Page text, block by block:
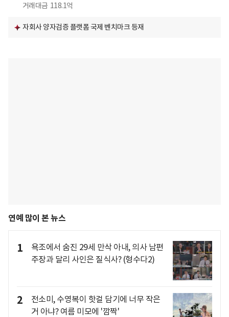
거래대금 118.1억
자회사 양자검증 플랫폼 국제 벤치마크 등재
연예 많이 본 뉴스
1
욕조에서 숨진 29세 만삭 아내, 의사 남편
주장과 달리 사인은 질식사? (형수다2)
2
전소미, 수영복이 핫걸 담기에 너무 작은
거 아냐? 여름 미모에 '깜짝'